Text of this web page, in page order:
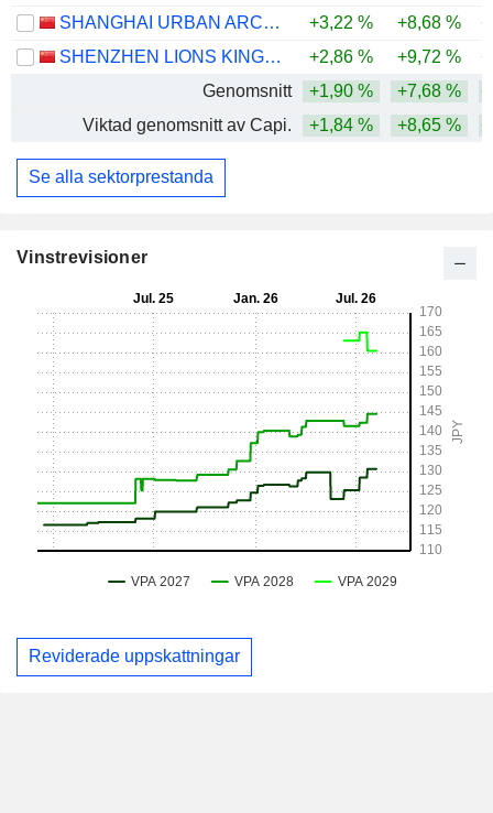
SHANGHAI URBAN ARCHITECTURE DESIGN CO., LTD.
+3,22 % +8,68 %
SHENZHEN LIONS KING HI-TECH CO., LTD
+2,86 % +9,72 %
Genomsnitt
+1,90 % +7,68 %
Viktad genomsnitt av Capi.
+1,84 % +8,65 %
Se alla sektorprestanda
Vinstrevisioner
Reviderade uppskattningar